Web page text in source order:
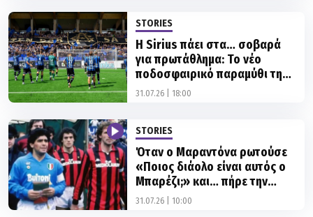
STORIES
Η Sirius πάει στα… σοβαρά
για πρωτάθλημα: Το νέο
ποδοσφαιρικό παραμύθι της
Σουηδίας!
31.07.26 | 18:00
STORIES
Όταν ο Μαραντόνα ρωτούσε
«Ποιος διάολο είναι αυτός ο
Μπαρέζι;» και… πήρε την
απάντηση
31.07.26 | 10:00